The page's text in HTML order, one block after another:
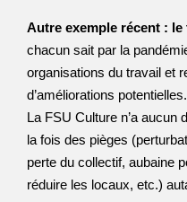
Autre exemple récent : le
chacun sait par la
organisations du travail et
d’améliorations potentielles.
La FSU Culture n’a aucun
la fois des pièges
perte du collectif, aubaine
réduire les locaux, etc.)